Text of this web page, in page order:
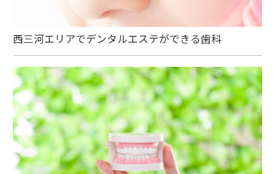
西三河エリアでデンタルエステができる歯科